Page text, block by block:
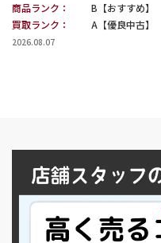
商品ランク：
B【おすすめ】
買取ランク：
A【優良中古】
2026.08.07